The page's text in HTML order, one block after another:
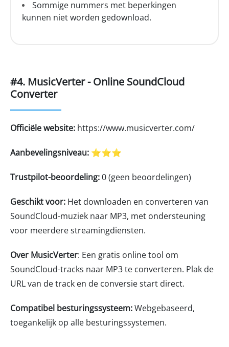
Sommige nummers met beperkingen
kunnen niet worden gedownload.
#4. MusicVerter - Online SoundCloud
Converter
Officiële website: https://www.musicverter.com/
Aanbevelingsniveau: ⭐⭐⭐
Trustpilot-beoordeling:0 (geen beoordelingen)
Geschikt voor: Het downloaden en converteren van
SoundCloud-muziek naar MP3, met ondersteuning
voor meerdere streamingdiensten.
Over MusicVerter: Een gratis online tool om
SoundCloud-tracks naar MP3 te converteren. Plak de
URL van de track en de conversie start direct.
Compatibel besturingssysteem:Webgebaseerd,
toegankelijk op alle besturingssystemen.